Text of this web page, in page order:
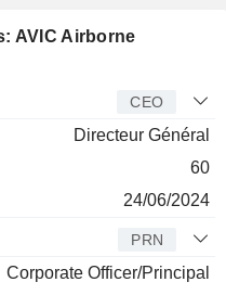
AVIC Airborne
CEO
Directeur Général
60
24/06/2024
PRN
Corporate Officer/Principal